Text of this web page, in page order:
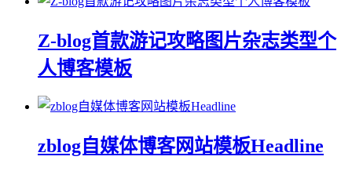
Z-blog首款游记攻略图片杂志类型个
人博客模板
zblog自媒体博客网站模板Headline